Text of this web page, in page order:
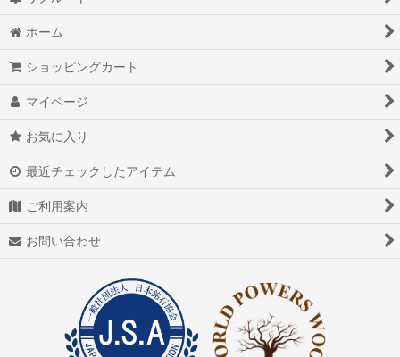
アイリスクォーツ
アゼツライト
アフガナイト
アップルグリーンファントム
ホーム
ショッピングカート
マイページ
お気に入り
最近チェックしたアイテム
ご利用案内
お問い合わせ